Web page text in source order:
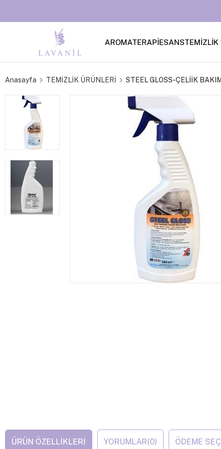
AROMATERAPİESANSTEMİZLİK
Anasayfa TEMİZLİK ÜRÜNLERİ STEEL GLOSS-ÇELİİK
ÜRÜN ÖZELLIKLERI YORUMLAR(0) ÖDEME